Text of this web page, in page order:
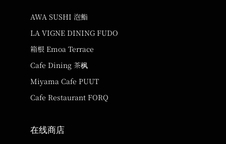
AWA SUSHI 泡鮨
LA VIGNE DINING FUDO
箱根 Emoa Terrace
Cafe Dining 茶枫
Miyama Cafe PUUT
Cafe Restaurant FORQ
在线商店